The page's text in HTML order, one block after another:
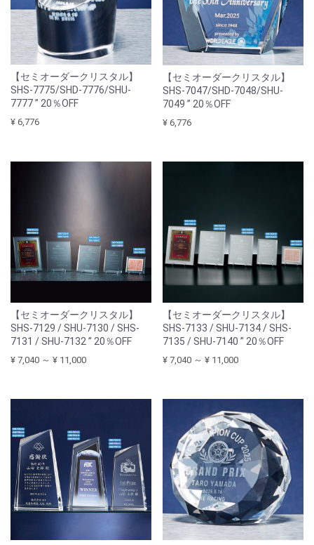
【セミオーダークリスタル】
SHS-7775/SHD-7776/SHU-
7777 ” 20％OFF
¥ 6,776
【セミオーダークリスタル】
SHS-7047/SHD-7048/SHU-
7049 ” 20％OFF
¥ 6,776
【セミオーダークリスタル】
SHS-7129 / SHU-7130 / SHS-
7131 / SHU-7132 ” 20％OFF
¥ 7,040 ～ ¥ 11,000
【セミオーダークリスタル】
SHS-7133 / SHU-7134 / SHS-
7135 / SHU-7140 ” 20％OFF
¥ 7,040 ～ ¥ 11,000